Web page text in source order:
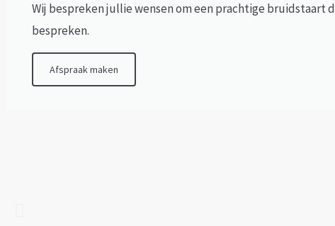
Wij bespreken jullie wensen om een prachtige bruidstaart
bespreken.
Afspraak maken